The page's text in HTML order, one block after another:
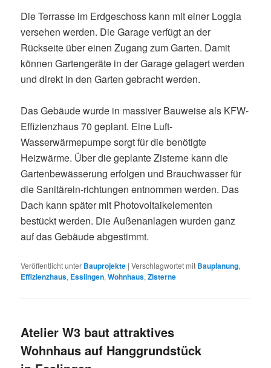
Die Terrasse im Erdgeschoss kann mit einer Loggia
versehen werden. Die Garage verfügt an der
Rückseite über einen Zugang zum Garten. Damit
können Gartengeräte in der Garage gelagert werden
und direkt in den Garten gebracht werden.
Das Gebäude wurde in massiver Bauweise als KFW-
Effizienzhaus 70 geplant. Eine Luft-
Wasserwärmepumpe sorgt für die benötigte
Heizwärme. Über die geplante Zisterne kann die
Gartenbewässerung erfolgen und Brauchwasser für
die Sanitärein-richtungen entnommen werden. Das
Dach kann später mit Photovoltaikelementen
bestückt werden. Die Außenanlagen wurden ganz
auf das Gebäude abgestimmt.
Veröffentlicht unter Bauprojekte |Verschlagwortet mit Bauplanung,
Effizienzhaus, Esslingen,Wohnhaus,Zisterne
Atelier W3 baut attraktives
Wohnhaus auf Hanggrundstück